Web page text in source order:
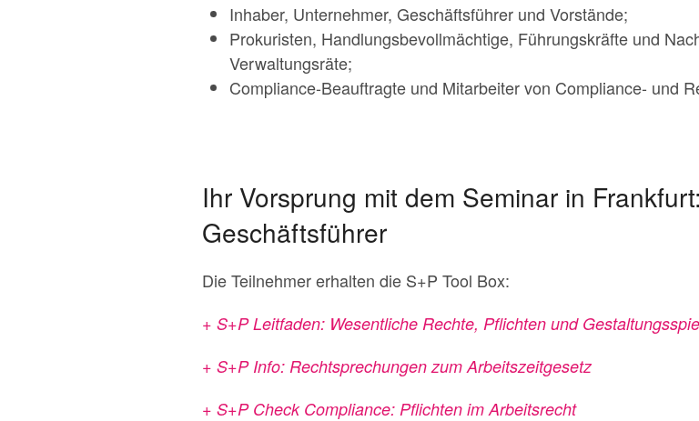
Inhaber, Unternehmer, Geschäftsführer und Vorstände;
Prokuristen, Handlungsbevollmächtige, Führungskräfte und
Verwaltungsräte;
Compliance-Beauftragte und Mitarbeiter von Compliance- und
Ihr Vorsprung mit dem Seminar in
Geschäftsführer
Die Teilnehmer erhalten die S+P Tool Box:
+ S+P Leitfaden: Wesentliche Rechte, Pflichten und
+ S+P Info: Rechtsprechungen zum Arbeitszeitgesetz
+ S+P Check Compliance: Pflichten im Arbeitsrecht